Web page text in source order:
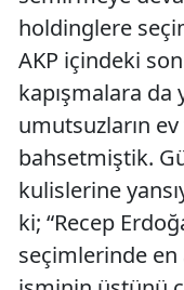
holdinglere
AKP içindeki
kapışmalara
umutsuzların
bahsetmiştik.
kulislerine
ki; “Recep
seçimlerinde